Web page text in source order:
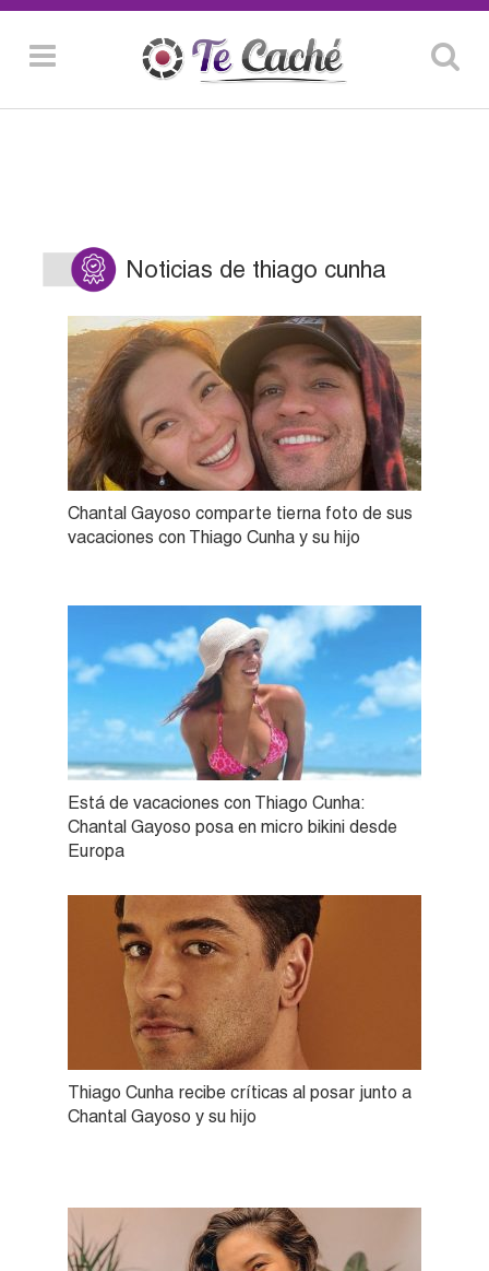
Noticias de thiago cunha
Chantal Gayoso comparte tierna foto de sus
vacaciones con Thiago Cunha y su hijo
Está de vacaciones con Thiago Cunha:
Chantal Gayoso posa en micro bikini desde
Europa
Thiago Cunha recibe críticas al posar junto a
Chantal Gayoso y su hijo